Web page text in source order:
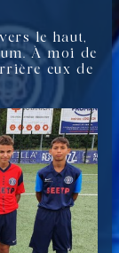
le haut,
À moi de
eux de